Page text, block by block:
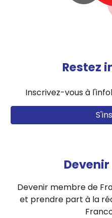
Restez
Inscrivez-vous à
Devenir membre de
et prendre part à la